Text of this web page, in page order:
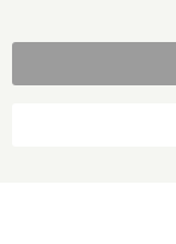
onze
Contact